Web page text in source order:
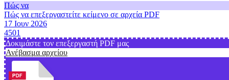
Πώς να
Πώς να επεξεργαστείτε κείμενο σε αρχεία PDF
17 Ιουν 2026
4501
Δοκιμάστε τον επεξεργαστή PDF μας
Ανέβασμα αρχείου